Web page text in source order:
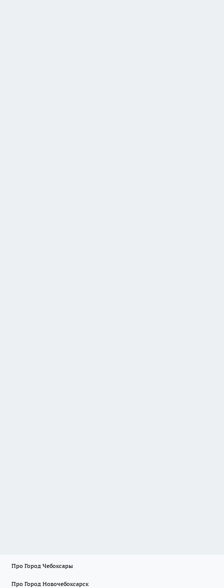
Про Город Чебоксары
Про Город Новочебоксарск